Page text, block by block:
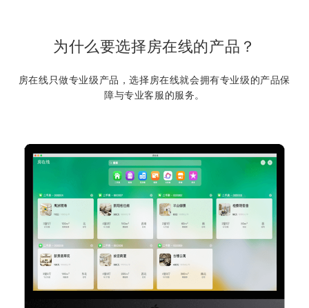
为什么要选择房在线的产品？
房在线只做专业级产品，选择房在线就会拥有专业级的产品保
障与专业客服的服务。